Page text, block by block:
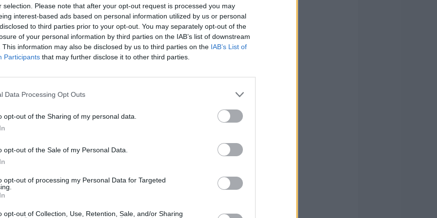
selection. Please note that after your opt-out request is processed you may
interest-based ads based on personal information utilized by us or personal
to third parties prior to your opt-out. You may separately opt-out of the
of your personal information by third parties on the IAB’s list of downstream
This information may also be disclosed by us to third parties on the IAB’s List of
Participants that may further disclose it to other third parties.
Data Processing Opt Outs
opt-out of the Sharing of my personal data.
opt-out of the Sale of my Personal Data.
opt-out of processing my Personal Data for Targeted
opt-out of Collection, Use, Retention, Sale, and/or Sharing
para la economía.
en 2008, el 3,83%; en 2007, el 3,63%; en 2006, el
4,07%. De ahí que el incremento medio del 1,27%
en el poder adquisitivo de los trabajadores de
a que, cuando acabe 2011, la situación no habrá
se calcule el aumento medio se verá que cambia
que los asalariados jiennenses pierden poder
pero lamentan que, cada día, existe menos
que beneficien a los trabajadores.
de Trabajadores (UGT) de Jaén, Manuel
jiennenses pierden poder adquisitivo.
convenios ni se quieren revisar. Incluso, es
tablas salariales. Cuesta poner en marcha lo que
crear una mesa para intentar lograr mejorar para
bloqueo. O no se actualiza, o no se negocia o se
de posturas muy diferentes, por lo que resulta
Manuel Salazar Vela.